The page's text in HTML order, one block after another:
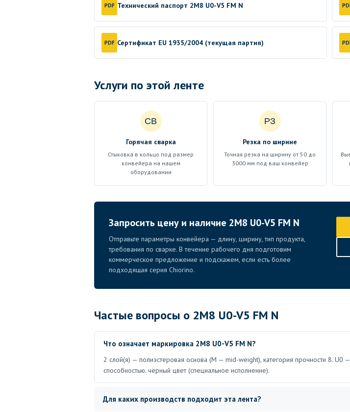
PDF Технический паспорт 2M8 U0-V5 FM N
PDF Сертификат EU 1935/2004 (текущая партия)
Услуги по этой ленте
СВ
Горячая сварка
Стыковка в кольцо под размер
конвейера на нашем
оборудовании
РЗ
Резка по ширине
Точная резка на ширину от 50 до
3000 мм под ваш конвейер
Запросить цену и наличие 2M8 U0-V5 FM N
Отправьте параметры конвейера — длину, ширину, тип продукта,
требования по сварке. В течение рабочего дня подготовим
коммерческое предложение и подскажем, если есть более
подходящая серия Chiorino.
Частые вопросы о 2M8 U0-V5 FM N
Что означает маркировка 2M8 U0-V5 FM N?
2 слой(я) — полиэстеровая основа (M — mid-weight), категория прочности 8. U0
способностью. чёрный цвет (специальное исполнение).
Для каких производств подходит эта лента?